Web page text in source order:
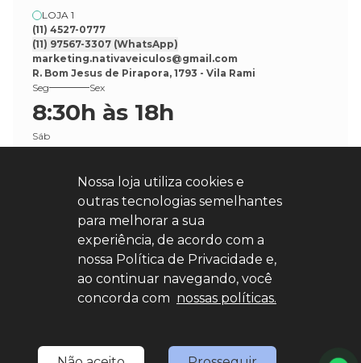
LOJA 1
(11) 4527-0777
(11) 97567-3307 (WhatsApp)
marketing.nativaveiculos@gmail.com
R. Bom Jesus de Pirapora, 1793 - Vila Rami
Seg
Sex
8:30h às 18h
Sáb
Explore nosso sucesso
Desenvolvido porsync
Nossa loja utiliza cookies e
outras tecnologias semelhantes
para melhorar a sua
experiência, de acordo com a
nossa Política de Privacidade e,
ao continuar navegando, você
concorda com nossas políticas.